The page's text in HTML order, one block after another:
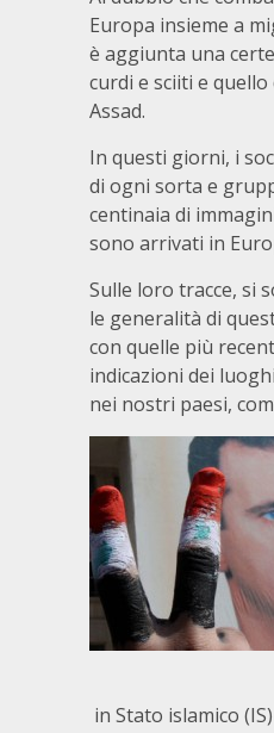
Europa insieme a
è aggiunta una
curdi e sciiti e
Assad.
In questi giorni, i
di ogni sorta e
centinaia di
sono arrivati in
Sulle loro tracce, si
le generalità di
con quelle più
indicazioni dei
nei nostri paesi,
in Stato islamico